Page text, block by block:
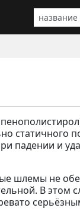
статичного
падении и
шлемы не
В этом